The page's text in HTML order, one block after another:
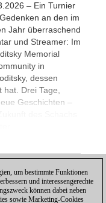
– Ein Turnier
an den im
Jahr überraschend
und Streamer: Im
Memorial
in
dessen
Drei Tage,
Geschichten –
um bestimmte Funktionen
und interessengerechte
können dabei neben
sowie Marketing-Cookies